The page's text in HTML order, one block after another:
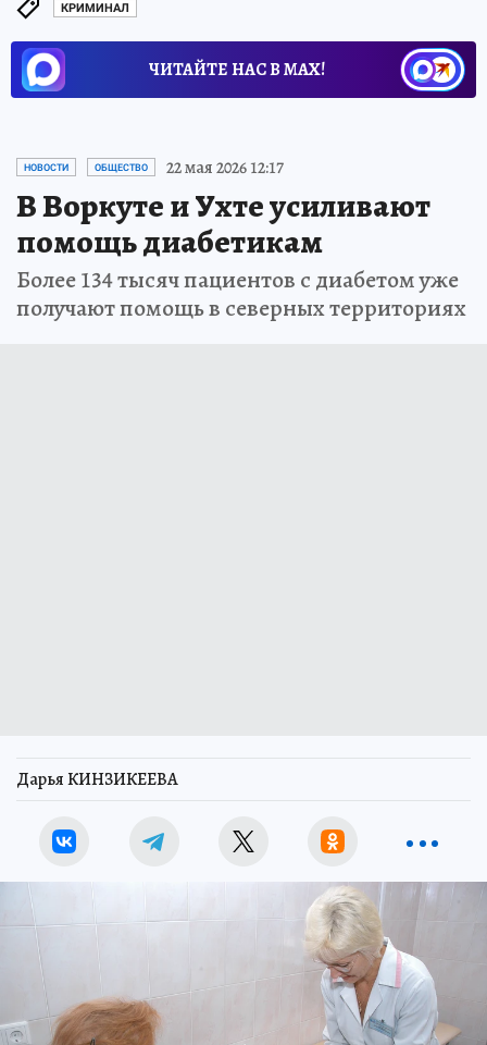
КРИМИНАЛ
ЧИТАЙТЕ НАС В МАХ!
НОВОСТИ ОБЩЕСТВО 22 мая 2026 12:17
В Воркуте и Ухте усиливают
помощь диабетикам
Более 134 тысяч пациентов с диабетом уже
получают помощь в северных территориях
Дарья КИНЗИКЕЕВА